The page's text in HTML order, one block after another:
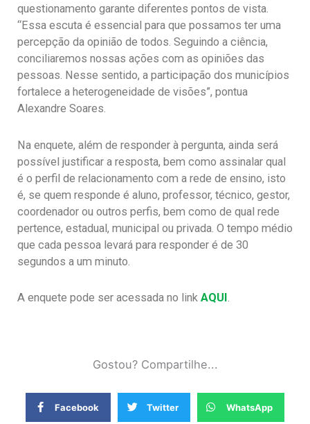
questionamento garante diferentes pontos de vista.
“Essa escuta é essencial para que possamos ter uma
percepção da opinião de todos. Seguindo a ciência,
conciliaremos nossas ações com as opiniões das
pessoas. Nesse sentido, a participação dos municípios
fortalece a heterogeneidade de visões”, pontua
Alexandre Soares.
Na enquete, além de responder à pergunta, ainda será
possível justificar a resposta, bem como assinalar qual
é o perfil de relacionamento com a rede de ensino, isto
é, se quem responde é aluno, professor, técnico, gestor,
coordenador ou outros perfis, bem como de qual rede
pertence, estadual, municipal ou privada. O tempo médio
que cada pessoa levará para responder é de 30
segundos a um minuto.
A enquete pode ser acessada no link AQUI .
Gostou? Compartilhe...
Facebook Twitter WhatsApp